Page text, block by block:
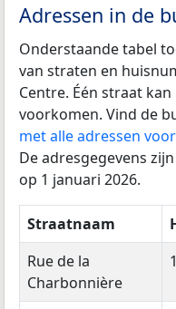
Adressen in de
Onderstaande tabel
van straten en
Centre. Één straat
voorkomen. Vind de
met alle adressen
De adresgegevens
op 1 januari 2026.
Straatnaam
Rue de la
Charbonnière